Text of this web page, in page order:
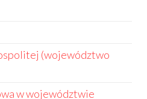
(województwo
w województwie